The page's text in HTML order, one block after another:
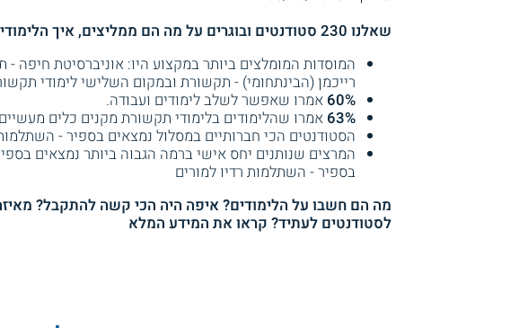
שאלנו 230 סטודנטים ובוגרים על מה הם ממליצים, איך הלימודים בלימודי תקשורת וקיבלנו תשובות מעניינות!
המוסדות המומלצים ביותר במקצוע היו: אוניברסיטת חיפה
רייכמן (הבינתחומי) - תקשורת ובמקום השלישי לימודי
60% אמרו שאפשר לשלב לימודים ועבודה.
63% אמרו שהלימודים בלימודי תקשורת מקנים כלים
הסטודנטים הכי חברותיים במסלול נמצאים בספיר -
המרצים שנותנים יחס אישי ברמה הגבוה ביותר נמצאים
בספיר - השתלמות רדיו למורים
מה הם חשבו על הלימודים? איפה היה הכי קשה להתקבל?
לסטודנטים לעתיד? קראו את המידע המלא